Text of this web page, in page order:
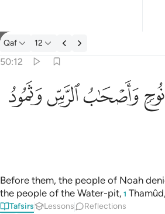
Tafsir: Qaf 50:12
Qaf 12
50:12
قبلهم قوم نوح واصحاب الرس وثمود ١٢
قَوْمُ نُوحٍۢ وَأَصْحَـٰبُ ٱلرَّسِّ وَثَمُودُ ١٢ ﲮﲯﲰﲱ
Before them, the people of Noah
the people of the Water-pit, 1 Thamûd,
Tafsirs Lessons Reflections